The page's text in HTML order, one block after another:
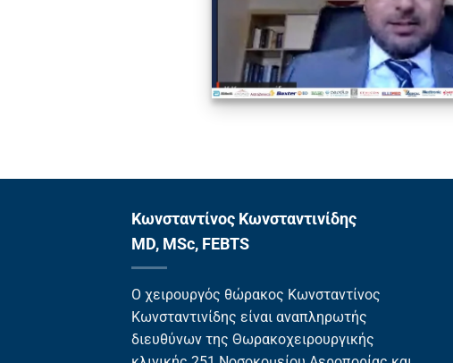
Κωνσταντίνος Κωνσταντινίδης
MD, MSc, FEBTS
Ο χειρουργός θώρακος Κωνσταντίνος
Κωνσταντινίδης είναι αναπληρωτής
διευθύνων της Θωρακοχειρουργικής